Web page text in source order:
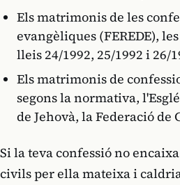
Els matrimonis de les
evangèliques (FEREDE),
lleis 24/1992, 25/1992 i 26/
Els matrimonis de
segons la normativa,
de Jehovà, la Federació de
Si la teva confessió no
civils per ella mateixa i